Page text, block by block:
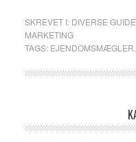
SKREVET I: DIVERSE
MARKETING
TAGS: EJENDOMSMÆGLER